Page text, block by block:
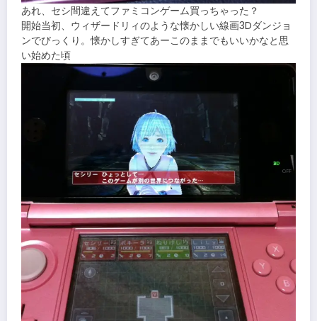
あれ、セシ間違えてファミコンゲーム買っちゃった？
開始当初、ウィザードリィのような懐かしい線画3Dダンジョ
ンでびっくり。懐かしすぎてあーこのままでもいいかなと思
い始めた頃